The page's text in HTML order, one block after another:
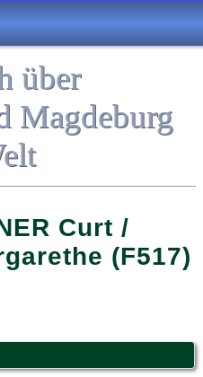
über
Magdeburg
Curt /
(F517)